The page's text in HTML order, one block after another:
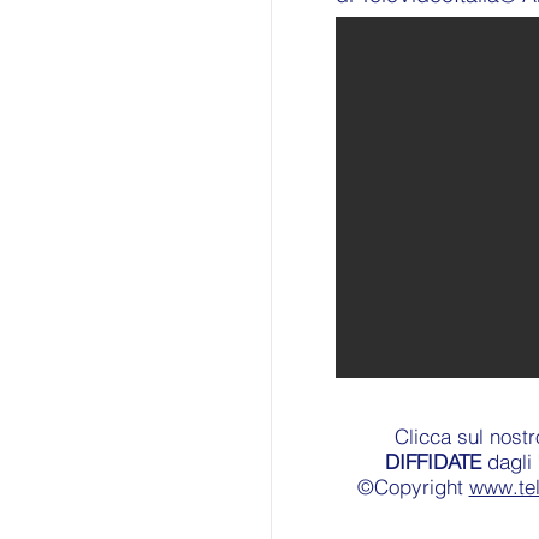
Clicca sul
DIFFIDATEdagli
©Copyright www.tel